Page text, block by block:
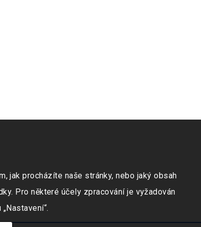
jak procházíte naše stránky, nebo jaký obsah
Pro některé účely zpracování je vyžadován